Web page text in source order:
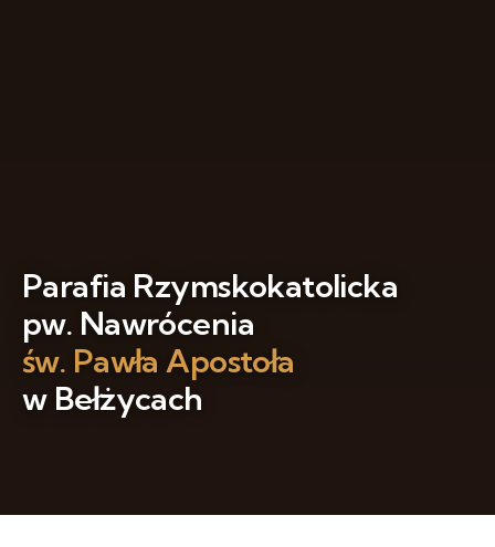
Parafia Rzymskokatolicka
pw. Nawrócenia
św. Pawła Apostoła
w Bełżycach